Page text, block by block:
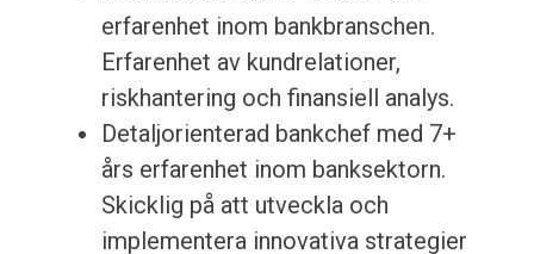
erfarenhet inom bankbranschen.
Erfarenhet av kundrelationer,
riskhantering och finansiell analys.
Detaljorienterad bankchef med 7+
års erfarenhet inom banksektorn.
Skicklig på att utveckla och
implementera innovativa strategier